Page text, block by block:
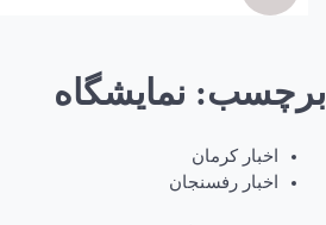
برچسب: نمایشگاه
اخبار کرمان
اخبار رفسنجان